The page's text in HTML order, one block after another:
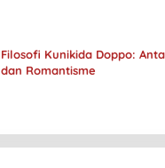
Filosofi Kunikida Doppo:
dan Romantisme